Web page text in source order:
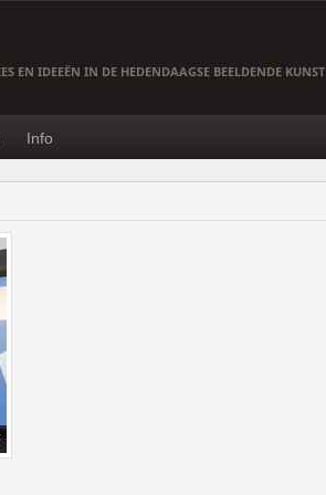
EN IDEEËN IN DE HEDENDAAGSE BEELDENDE KUNST
Info